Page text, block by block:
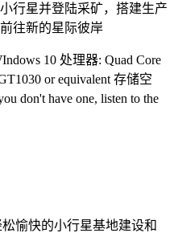
行星并登陆采矿，搭建生产
往新的星际彼岸
10 处理器: Quad Core
or equivalent 存储空
don't have one, listen to the
愉快的小行星基地建设和